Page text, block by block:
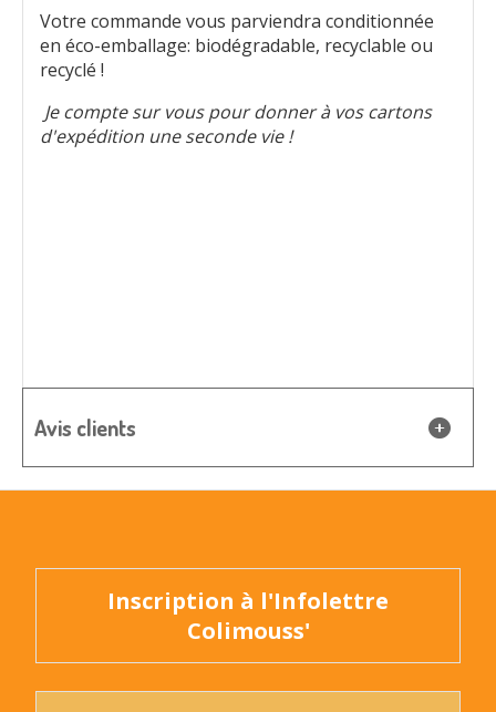
Votre commande vous parviendra conditionnée
en éco-emballage: biodégradable, recyclable ou
recyclé !
Je compte sur vous pour donner à vos cartons
d'expédition une seconde vie !
Avis clients
Inscription à l'Infolettre
Colimouss'